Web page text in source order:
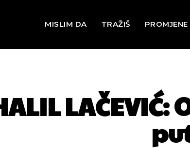
MISLIM DA TRAŽIŠ PROMJENE